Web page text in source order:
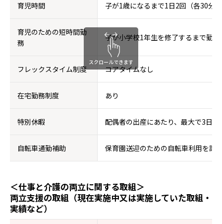
育児時間 子が1歳になるまで1日2回（各30分
育児のための短時間勤
務
子が小学校1年生を修了するまで勤
フレックスタイム制度 コアタイムなし
在宅勤務制度 あり
特別休暇 配偶者の出産にあたり、最大で3日
自転車通勤補助 保育園送迎のための自転車利用を許
スクロールできます
＜仕事と介護の両立に関する取組＞
両立支援の取組（現在実施中又は実施していた取組・
実績など）